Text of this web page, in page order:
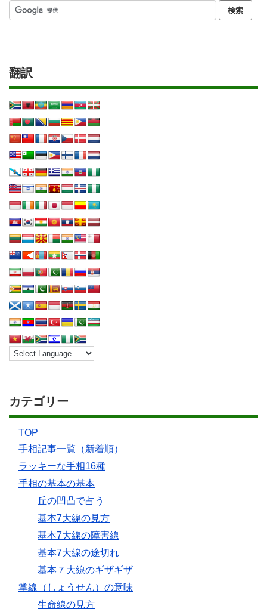
翻訳
カテゴリー
TOP
手相記事一覧（新着順）
ラッキーな手相16種
手相の基本の基本
丘の凹凸で占う
基本7大線の見方
基本7大線の障害線
基本7大線の途切れ
基本７大線のギザギザ
掌線（しょうせん）の意味
生命線の見方